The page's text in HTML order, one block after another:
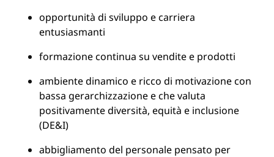
opportunità di sviluppo e carriera
entusiasmanti
formazione continua su vendite e prodotti
ambiente dinamico e ricco di motivazione con
bassa gerarchizzazione e che valuta
positivamente diversità, equità e inclusione
(DE&I)
abbigliamento del personale pensato per